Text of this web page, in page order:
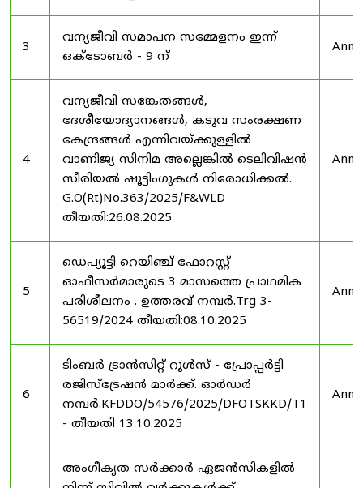
3
വന്യജീവി സമാപന സമ്മേളനം ഇന്ന്
ഒക്ടോബർ - 9 ന്
4
വന്യജീവി സങ്കേതങ്ങൾ,
ദേശീയോദ്യാനങ്ങൾ, കടുവ സംരക്ഷണ
കേന്ദ്രങ്ങൾ എന്നിവയ്ക്കുള്ളിൽ
വാണിജ്യ സിനിമ അല്ലെങ്കിൽ ടെലിവിഷൻ
സീരിയൽ ഷൂട്ടിംഗുകൾ നിരോധിക്കൽ.
G.O(Rt)No.363/2025/F&WLD
തീയതി:26.08.2025
5
ഡെപ്യൂട്ടി റെയിഞ്ച് ഫോറസ്റ്റ്
ഓഫീസർമാരുടെ 3 മാസത്തെ പ്രാഥമിക
പരിശീലനം . ഉത്തരവ് നമ്പർ.Trg 3-
56519/2024 തീയതി:08.10.2025
6
ടിംബർ ട്രാൻസിറ്റ് റൂൾസ് - പ്രോപ്പർട്ടി
രജിസ്ട്രേഷൻ മാർക്ക്. ഓർഡർ
നമ്പർ.KFDDO/54576/2025/DFOTSKKD/T1
- തീയതി 13.10.2025
അംഗീകൃത സർക്കാർ ഏജൻസികളിൽ